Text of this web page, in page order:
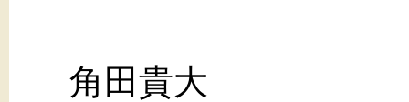
角田貴大